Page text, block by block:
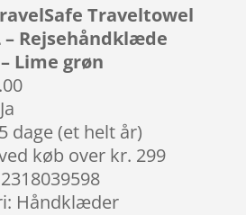
Traveltowel
Rejsehåndklæde
Lime grøn
dage (et helt år)
køb over kr. 299
Håndklæder